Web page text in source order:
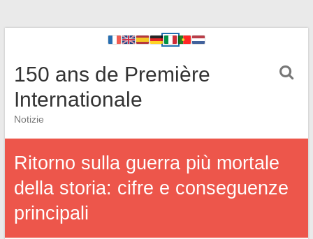
150 ans de Première
Internationale
Notizie
Ritorno sulla guerra più mortale
della storia: cifre e conseguenze
principali